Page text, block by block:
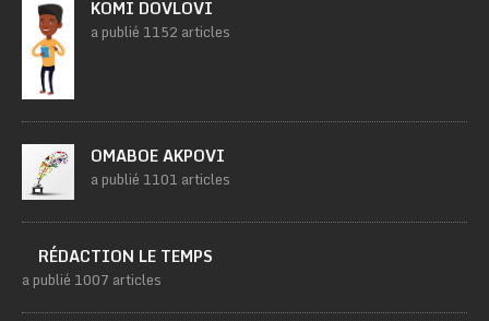
KOMI DOVLOVI
a publié 1152 articles
OMABOE AKPOVI
a publié 1101 articles
RÉDACTION LE TEMPS
a publié 1007 articles